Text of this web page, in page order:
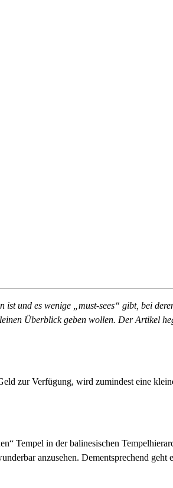
und es wenige „must-sees“ gibt, bei
Überblick geben wollen. Der Artikel
zur Verfügung, wird zumindest eine
Tempel in der balinesischen
anzusehen. Dementsprechend geht